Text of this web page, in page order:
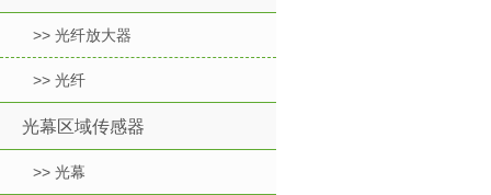
>> 光纤放大器
>> 光纤
光幕区域传感器
>> 光幕